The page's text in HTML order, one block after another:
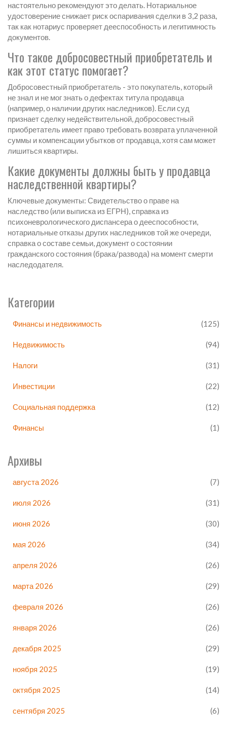
настоятельно рекомендуют это делать. Нотариальное
удостоверение снижает риск оспаривания сделки в 3,2 раза,
так как нотариус проверяет дееспособность и легитимность
документов.
Что такое добросовестный приобретатель и
как этот статус помогает?
Добросовестный приобретатель - это покупатель, который
не знал и не мог знать о дефектах титула продавца
(например, о наличии других наследников). Если суд
признает сделку недействительной, добросовестный
приобретатель имеет право требовать возврата уплаченной
суммы и компенсации убытков от продавца, хотя сам может
лишиться квартиры.
Какие документы должны быть у продавца
наследственной квартиры?
Ключевые документы: Свидетельство о праве на
наследство (или выписка из ЕГРН), справка из
психоневрологического диспансера о дееспособности,
нотариальные отказы других наследников той же очереди,
справка о составе семьи, документ о состоянии
гражданского состояния (брака/развода) на момент смерти
наследодателя.
Категории
Финансы и недвижимость (125)
Недвижимость (94)
Налоги (31)
Инвестиции (22)
Социальная поддержка (12)
Финансы (1)
Архивы
августа 2026 (7)
июля 2026 (31)
июня 2026 (30)
мая 2026 (34)
апреля 2026 (26)
марта 2026 (29)
февраля 2026 (26)
января 2026 (26)
декабря 2025 (29)
ноября 2025 (19)
октября 2025 (14)
сентября 2025 (6)